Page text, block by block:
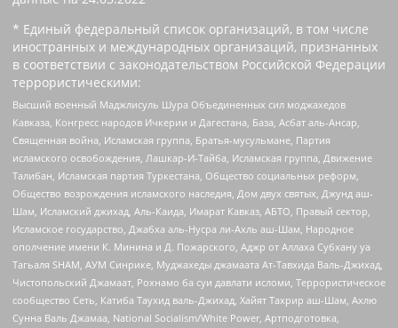
* Единый федеральный список организаций, в том числе
иностранных и международных организаций, признанных
в соответствии с законодательством Российской Федерации
террористическими:
Высший военный Маджлисуль Шура Объединенных сил моджахедов
Кавказа, Конгресс народов Ичкерии и Дагестана, База, Асбат аль-Ансар,
Священная война, Исламская группа, Братья-мусульмане, Партия
исламского освобождения, Лашкар-И-Тайба, Исламская группа, Движение
Талибан, Исламская партия Туркестана, Общество социальных реформ,
Общество возрождения исламского наследия, Дом двух святых, Джунд аш-
Шам, Исламский джихад, Аль-Каида, Имарат Кавказ, АБТО, Правый сектор,
Исламское государство, Джабха аль-Нусра ли-Ахль аш-Шам, Народное
ополчение имени К. Минина и Д. Пожарского, Аджр от Аллаха Субхану уа
Тагьаля SHAM, АУМ Синрике, Муджахеды джамаата Ат-Тавхида Валь-Джихад,
Чистопольский Джамаат, Рохнамо ба суи давлати исломи, Террористическое
сообщество Сеть, Катиба Таухид валь-Джихад, Хайят Тахрир аш-Шам, Ахлю
Сунна Валь Джамаа, National Socialism/White Power, Артподготовка,